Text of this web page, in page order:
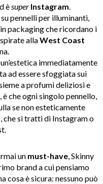
èsuper Instagram.
pennelli per illuminanti,
packaging che ricordano i
allaWest Coast
immediatamente
ad essere sfoggiata sui
a profumi deliziosi e
che ogni singolo pennello,
se non esteticamente
, che si tratti di Instagram o
un must-have, Skinny
brand a cui pensiamo
cosa è sicura: nessuno può